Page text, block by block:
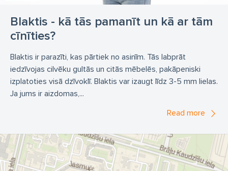
Blaktis - kā tās pamanīt un kā ar tām
cīnīties?
Blaktis ir parazīti, kas pārtiek no asinīm. Tās labprāt
iedzīvojas cilvēku gultās un citās mēbelēs, pakāpeniski
izplatoties visā dzīvoklī. Blaktis var izaugt līdz 3-5 mm lielas.
Ja jums ir aizdomas,...
Read more